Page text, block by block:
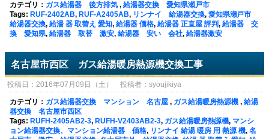
カテゴリ： ガス給湯器 後方排気, 給湯器交換 愛知県瀬戸市
Tags: RUF-2402AB, RUF-A2405AB, リンナイ 給湯器交換, 愛知県瀬戸市
給湯器交換, 給湯 器 取替え 愛知, 給湯器 価格, 給湯器 正直屋 評判, 給湯器 交
換 愛知県, 給湯器 取替 激安, 給湯器 安い 会社, 給湯器激安
名古屋市西区 ガス給湯暖房熱源機交換工事
投稿日：2016年07月09日（土） 投稿者：syoujikiya
カテゴリ： ガス給湯器交換 マンション 名古屋, ガス給湯暖房熱源機, 給湯
器交換 名古屋市西区
Tags: RUFH-2405AB2-3, RUFH-V2403AB2-3, ガス給湯暖房熱源機, マンシ
ョン給湯器交換、マンション給湯器 価格, リンナイ 給湯 暖房 用 熱源 機, 名